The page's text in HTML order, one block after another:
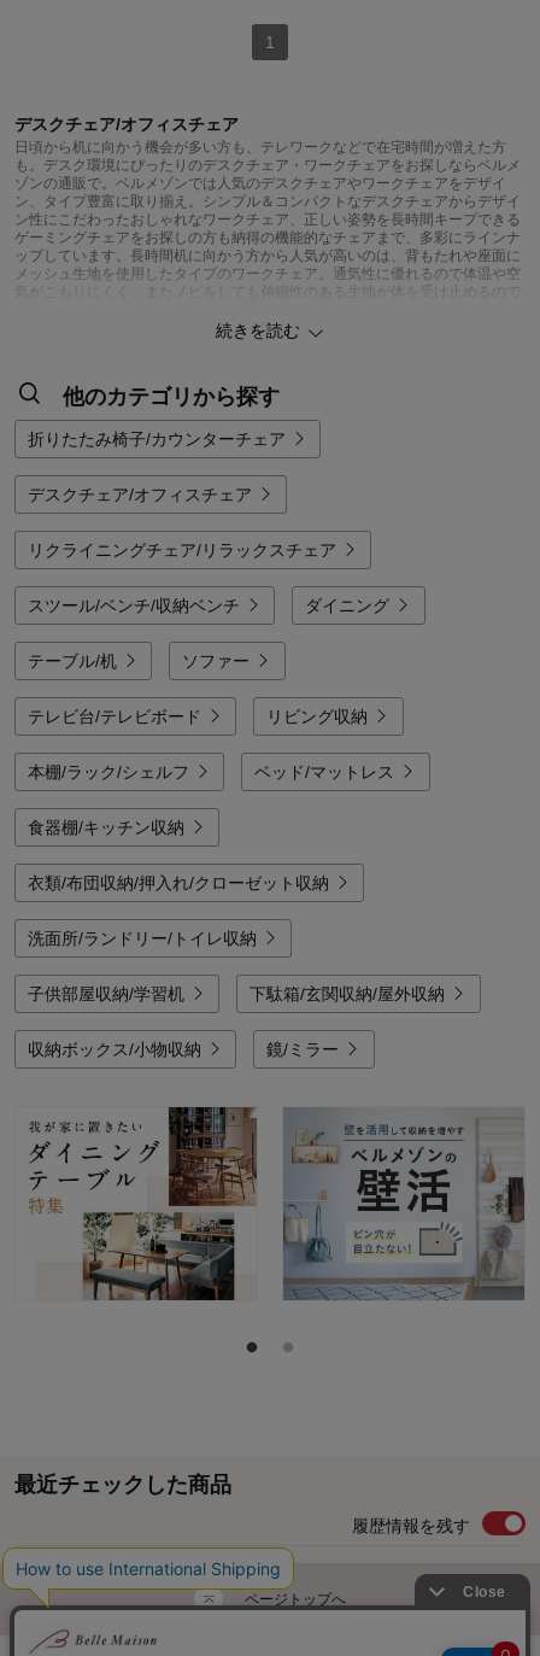
1
デスクチェア/オフィスチェア
日頃から机に向かう機会が多い方も、テレワークなどで在宅時間が増えた方
も。デスク環境にぴったりのデスクチェア・ワークチェアをお探しならベルメ
ゾンの通販で。ベルメゾンでは人気のデスクチェアやワークチェアをデザイ
ン、タイプ豊富に取り揃え。シンプル＆コンパクトなデスクチェアからデザイ
ン性にこだわったおしゃれなワークチェア、正しい姿勢を長時間キープできる
ゲーミングチェアをお探しの方も納得の機能的なチェアまで、多彩にラインナ
ップしています。長時間机に向かう方から人気が高いのは、背もたれや座面に
メッシュ生地を使用したタイプのワークチェア。通気性に優れるので体温や空
気がこもりにくく、またノビをしても伸縮性のある生地が体を受け止めるので
には、肘付きデザインが好評。ヒジから腕全体を支えて姿勢を保てるので、体
への負担が抑えられます。頭までしっかり支えるハイバック仕様は、ゆったり
ットレストが付いていたりするタイプなら、デスクワークだけでなくテレビ鑑
賞や読書、ちょっとひと息つきたい時など、シーンに合わせて思い通りのくつ
ろぎ姿勢を整えられます。コンパクトなデスクチェアをお探しの方には、省ス
ペースで使える座面回転式の椅子や背もたれのないタイプがおすすめ。収納が
便利な折りたたみタイプにも、座面のクッション性にこだわったデスクチェア
を展開しているのでぜひチェックしてみてください。またベルメゾンならキッ
ズの学習机に合わせるデスクチェアも豊富。座面可動式を選べば成長に合わせ
て高さを変えられるだけでなく、リビング学習にも活用できて便利です。
ュなデザイン、北欧調ファブリックをあしらったおしゃれチェアなど、ベルメ
ゾンの通販は機能だけでなくデザインも豊富。機能にも見た目にもこだわっ
続きを読む
他のカテゴリから探す
折りたたみ椅子/カウンターチェア
デスクチェア/オフィスチェア
リクライニングチェア/リラックスチェア
スツール/ベンチ/収納ベンチ ダイニング
テーブル/机 ソファー
テレビ台/テレビボード リビング収納
本棚/ラック/シェルフ ベッド/マットレス
食器棚/キッチン収納
衣類/布団収納/押入れ/クローゼット収納
洗面所/ランドリー/トイレ収納
子供部屋収納/学習机 下駄箱/玄関収納/屋外収納
収納ボックス/小物収納 鏡/ミラー
最近チェックした商品
履歴情報を残す
ページトップへ